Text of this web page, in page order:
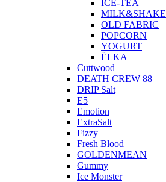
ICE-TEA
MILK&SHAKE
OLD FABRIC
POPCORN
YOGURT
ЁLKA
Cuttwood
DEATH CREW 88
DRIP Salt
E5
Emotion
ExtraSalt
Fizzy
Fresh Blood
GOLDENMEAN
Gummy
Ice Monster